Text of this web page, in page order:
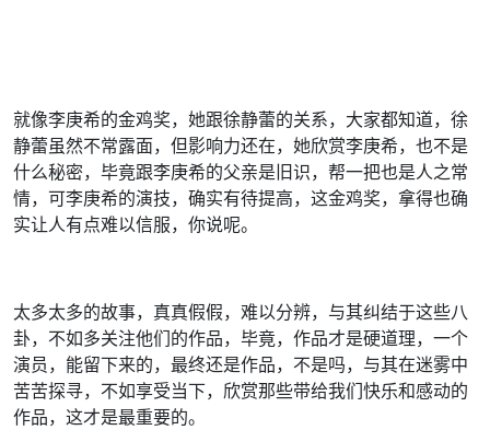
就像李庚希的金鸡奖，她跟徐静蕾的关系，大家都知道，徐
静蕾虽然不常露面，但影响力还在，她欣赏李庚希，也不是
什么秘密，毕竟跟李庚希的父亲是旧识，帮一把也是人之常
情，可李庚希的演技，确实有待提高，这金鸡奖，拿得也确
实让人有点难以信服，你说呢。
太多太多的故事，真真假假，难以分辨，与其纠结于这些八
卦，不如多关注他们的作品，毕竟，作品才是硬道理，一个
演员，能留下来的，最终还是作品，不是吗，与其在迷雾中
苦苦探寻，不如享受当下，欣赏那些带给我们快乐和感动的
作品，这才是最重要的。